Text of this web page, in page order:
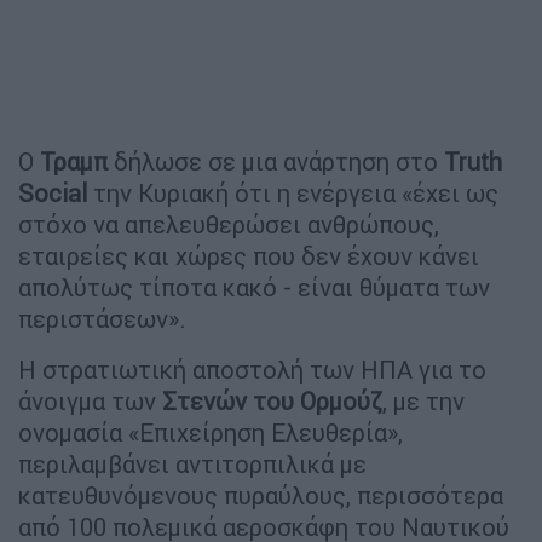
Ο Τραμπδήλωσε σε μια ανάρτηση στο Truth
Social την Κυριακή ότι η ενέργεια «έχει ως
στόχο να απελευθερώσει ανθρώπους,
εταιρείες και χώρες που δεν έχουν κάνει
απολύτως τίποτα κακό - είναι θύματα των
περιστάσεων».
Η στρατιωτική αποστολή των ΗΠΑ για το
άνοιγμα των Στενών του Ορμούζ, με την
ονομασία «Επιχείρηση Ελευθερία»,
περιλαμβάνει αντιτορπιλικά με
κατευθυνόμενους πυραύλους, περισσότερα
από 100 πολεμικά αεροσκάφη του Ναυτικού